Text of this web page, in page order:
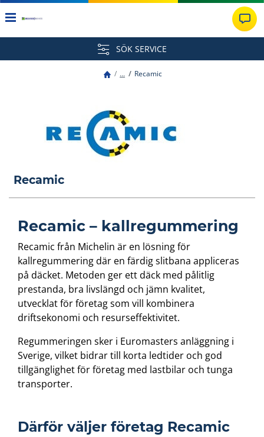
SÖK SERVICE
... Recamic
Recamic
Recamic – kallregummering
Recamic från Michelin är en lösning för
kallregummering där en färdig slitbana appliceras
på däcket. Metoden ger ett däck med pålitlig
prestanda, bra livslängd och jämn kvalitet,
utvecklat för företag som vill kombinera
driftsekonomi och resurseffektivitet.
Regummeringen sker i Euromasters anläggning i
Sverige, vilket bidrar till korta ledtider och god
tillgänglighet för företag med lastbilar och tunga
transporter.
Därför väljer företag Recamic